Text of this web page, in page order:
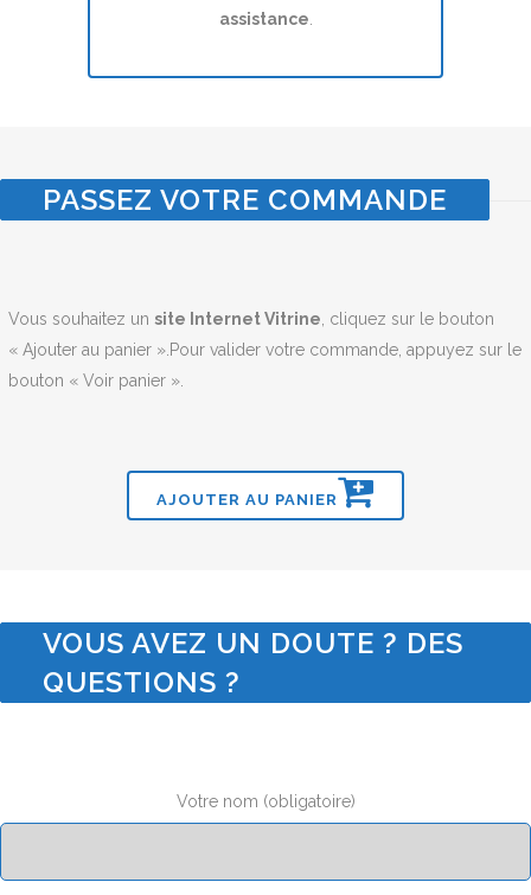
assistance.
PASSEZ VOTRE COMMANDE
Vous souhaitez un site Internet Vitrine, cliquez sur le bouton
« Ajouter au panier ».Pour valider votre commande, appuyez sur le
bouton « Voir panier ».
AJOUTER AU PANIER
VOUS AVEZ UN DOUTE ? DES
QUESTIONS ?
Votre nom (obligatoire)